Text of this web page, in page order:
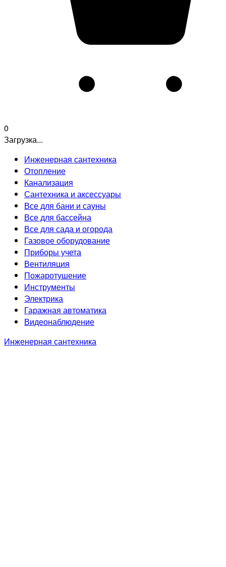
0
Загрузка...
Инженерная сантехника
Отопление
Канализация
Сантехника и аксессуары
Все для бани и сауны
Все для бассейна
Все для сада и огорода
Газовое оборудование
Приборы учета
Вентиляция
Пожаротушение
Инструменты
Электрика
Гаражная автоматика
Видеонаблюдение
Инженерная сантехника